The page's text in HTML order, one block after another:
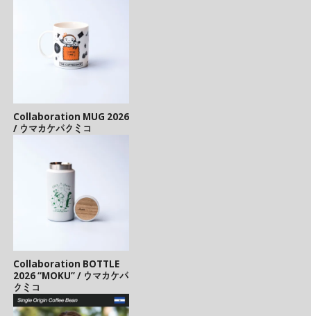
Collaboration MUG 2026
/ ウマカケバクミコ
Collaboration BOTTLE
2026 “MOKU” / ウマカケバ
クミコ